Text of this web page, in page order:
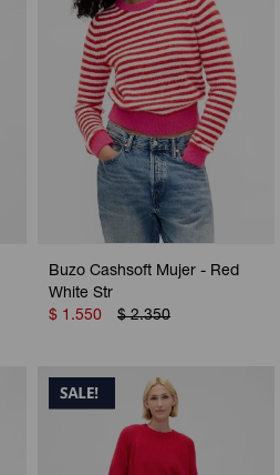
Buzo Cashsoft Mujer - Red
White Str
$ 1.550 $ 2.350